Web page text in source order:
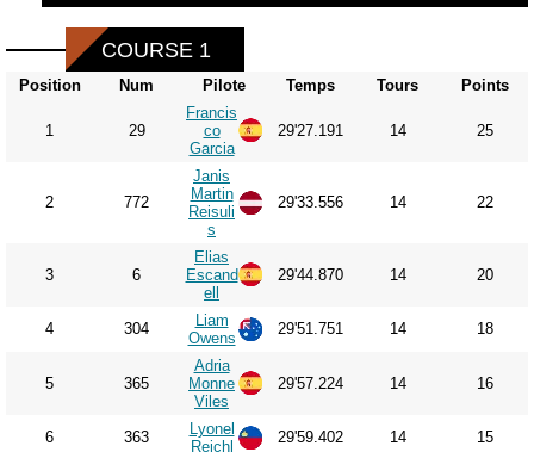
COURSE 1
Position Num Pilote Temps Tours Points
1 29
Francis
co
Garcia
29'27.191 14 25
2 772
Janis
Martin
Reisuli
s
29'33.556 14 22
3 6
Elias
Escand
ell
29'44.870 14 20
4 304
Liam
Owens
29'51.751 14 18
5 365
Adria
Monne
Viles
29'57.224 14 16
6 363
Lyonel
Reichl
29'59.402 14 15